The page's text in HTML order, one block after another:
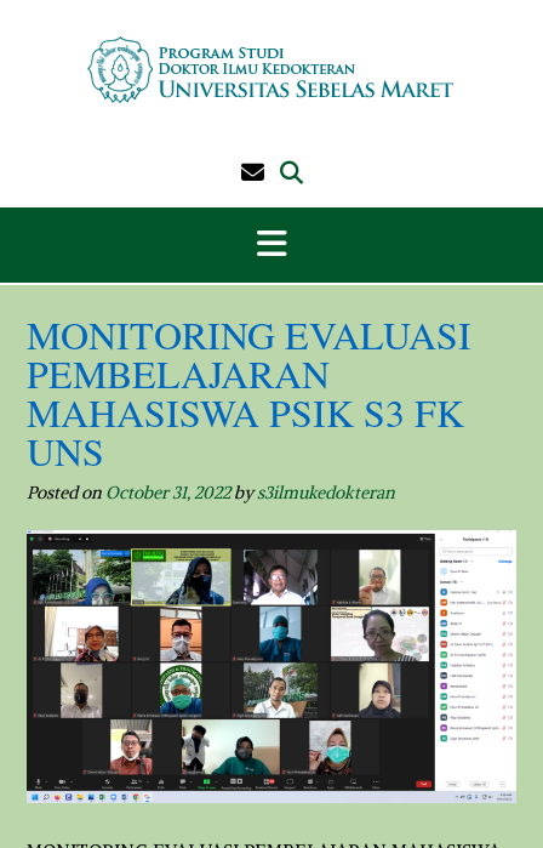
MONITORING EVALUASI
PEMBELAJARAN
MAHASISWA PSIK S3 FK
UNS
Posted on October 31, 2022bys3ilmukedokteran